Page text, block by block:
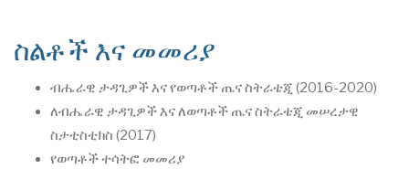
ስልቶች እና መመሪያ
ብሔራዊ ታዳጊዎች እና የወጣቶች ጤና ስትራቴጂ (2016-2020)
ለብሔራዊ ታዳጊዎች እና ለወጣቶች ጤና ስትራቴጂ መሠረታዊ
ስታቲስቲክስ (2017)
የወጣቶች ተሳትፎ መመሪያ